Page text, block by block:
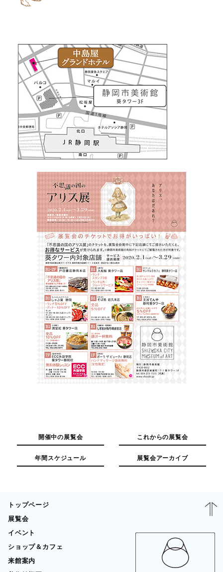
開催中の展覧会 これからの展覧会
年間スケジュール 展覧会アーカイブ
トップページ
展覧会
イベント
ショップ＆カフェ
来館案内